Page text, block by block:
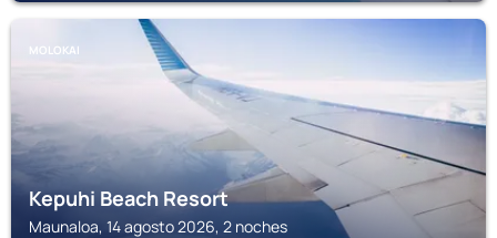
MOLOKAI
Kepuhi Beach Resort
Maunaloa, 14 agosto 2026, 2 noches